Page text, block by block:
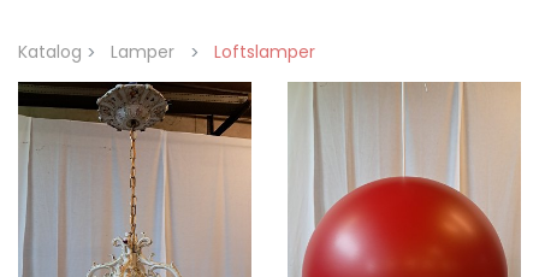
Katalog Lamper Loftslamper